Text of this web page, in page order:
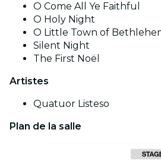
O Come All Ye Faithful
O Holy Night
O Little Town of
Silent Night
The First Noël
Artistes
Quatuor Listeso
Plan de la salle